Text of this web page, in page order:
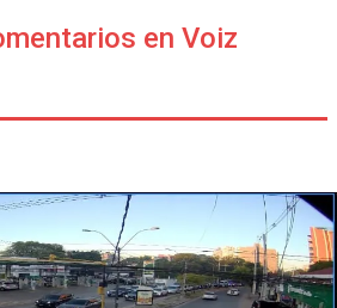
en Voiz